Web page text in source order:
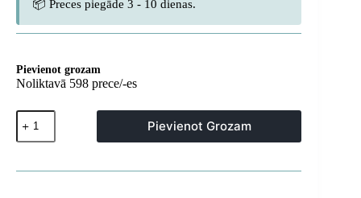
📦 Preces piegāde 3 - 10 dienas.
Pievienot grozam
Noliktavā 598 prece/-es
Blīvs
tērauda
siets
un
Pievienot Grozam